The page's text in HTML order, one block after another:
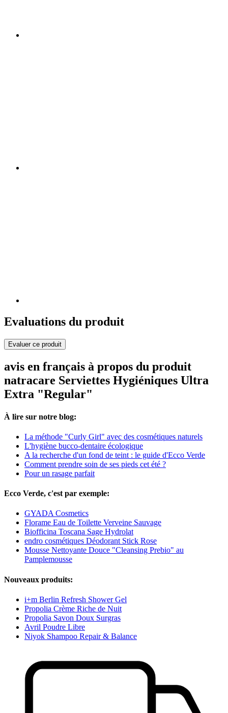
Evaluations du produit
Evaluer ce produit
avis en français à propos du produit
natracare Serviettes Hygiéniques Ultra
Extra "Regular"
À lire sur notre blog:
La méthode "Curly Girl" avec des cosmétiques naturels
L'hygiène bucco-dentaire écologique
A la recherche d'un fond de teint : le guide d'Ecco Verde
Comment prendre soin de ses pieds cet été ?
Pour un rasage parfait
Ecco Verde, c'est par exemple:
GYADA Cosmetics
Florame Eau de Toilette Verveine Sauvage
Biofficina Toscana Sage Hydrolat
endro cosmétiques Déodorant Stick Rose
Mousse Nettoyante Douce "Cleansing Prebio" au
Pamplemousse
Nouveaux produits:
i+m Berlin Refresh Shower Gel
Propolia Crème Riche de Nuit
Propolia Savon Doux Surgras
Avril Poudre Libre
Niyok Shampoo Repair & Balance